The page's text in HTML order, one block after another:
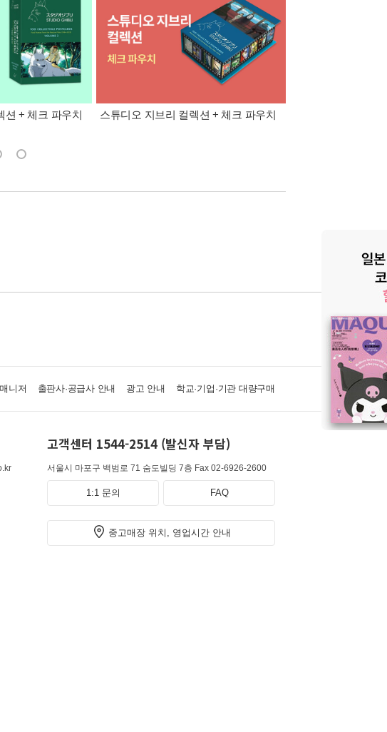
션 + 체크 파우치 스튜디오 지브리 컬렉션 + 체크 파우치
니저 출판사·공급사 안내 광고 안내 학교·기업·기관 대량구매
고객센터 1544-2514 (발신자 부담)
서울시 마포구 백범로 71 숨도빌딩 7층 Fax 02-6926-2600
1:1 문의 FAQ
중고매장 위치, 영업시간 안내